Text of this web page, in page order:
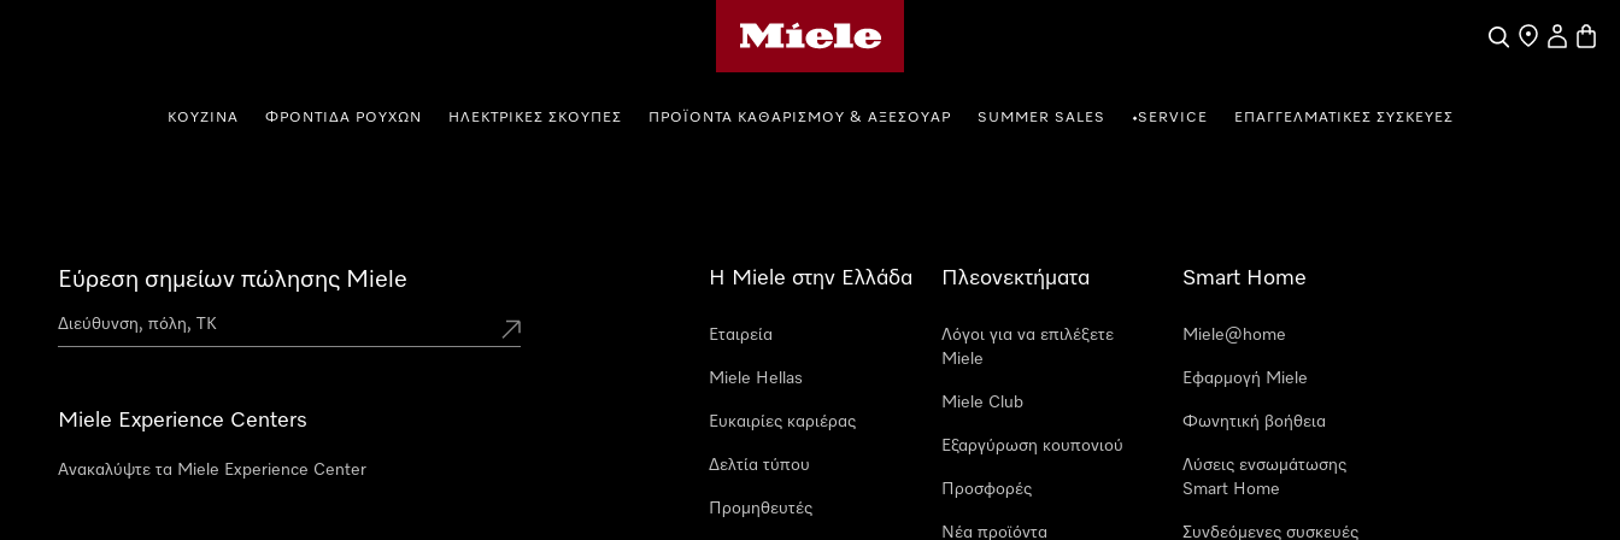
Αναζήτηση
Εύρεση
Ο
ΚΟΥΖΊΝΑ ΦΡΟΝΤΊΔΑ ΡΟΎΧΩΝ ΗΛΕΚΤΡΙΚΈΣ ΣΚΟΎΠΕΣ ΠΡΟΪΌΝΤΑ ΚΑΘΑΡΙΣΜΟΎ & ΑΞΕΣΟΥΆΡ SUMMER SALES •SERVICE ΕΠΑΓΓΕΛΜΑΤΙΚΈΣ ΣΥΣΚΕΥΈΣ
Εύρεση σημείων πώλησης Miele
Miele Experience Centers
Ανακαλύψτε τα Miele Experience Center
Η Miele στην Ελλάδα
Εταιρεία
Miele Hellas
Ευκαιρίες καριέρας
Δελτία τύπου
Προμηθευτές
Πλεονεκτήματα
Λόγοι για να επιλέξετε
Miele
Miele Club
Εξαργύρωση κουπονιού
Προσφορές
Νέα προϊόντα
Smart Home
Miele@home
Εφαρμογή Miele
Φωνητική βοήθεια
Λύσεις ενσωμάτωσης
Smart Home
Συνδεόμενες συσκευές